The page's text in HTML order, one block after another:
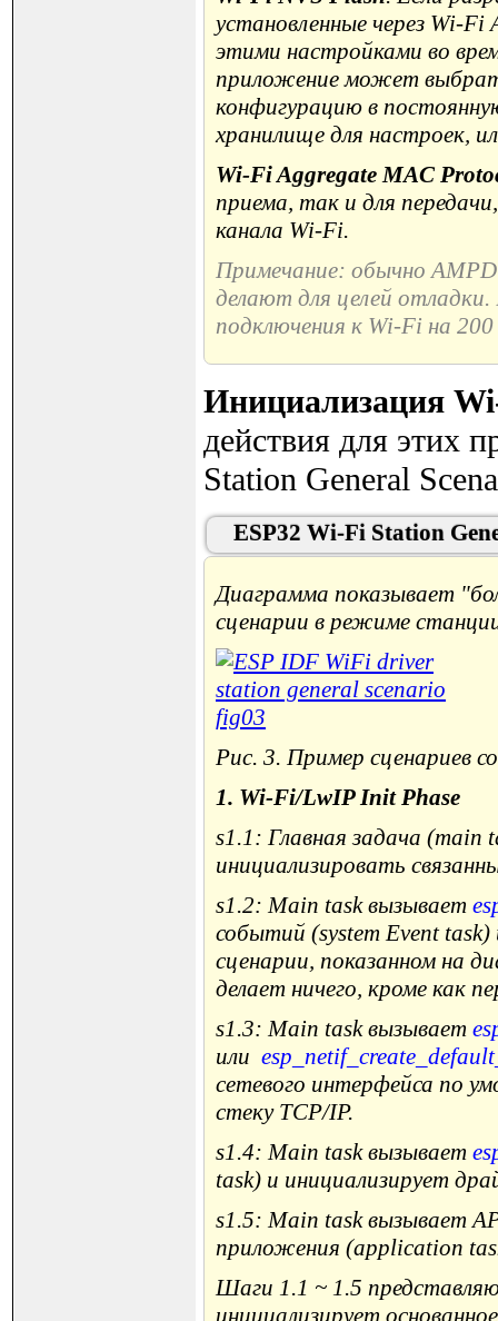
установленные через Wi-
этими настройками во
приложение может
конфигурацию в
хранилище для настроек,
Wi-Fi Aggregate MAC
приема, так и для
канала Wi-Fi.
Примечание: обычно
делают для целей
подключения к Wi-Fi на
Инициализация
действия для этих
Station General
ESP32 Wi-Fi Station
Диаграмма показывает
сценарии в режиме
Рис. 3. Пример сценариев
1. Wi-Fi/LwIP Init Phase
s1.1: Главная задача (main
инициализировать
s1.2: Main task вызывает
событий (system Event
сценарии, показанном на
делает ничего, кроме как
s1.3: Main task вызывает
или
сетевого интерфейса по
стеку TCP/IP.
s1.4: Main task вызывает
task) и инициализирует
s1.5: Main task вызывает
приложения (application
Шаги 1.1 ~ 1.5
инициализирует